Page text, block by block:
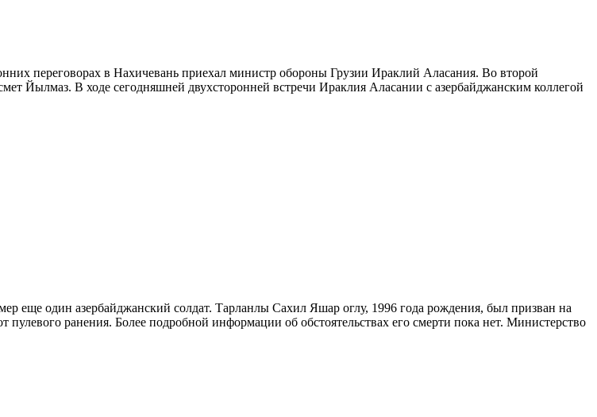
переговорах в Нахичевань приехал министр обороны Грузии Ираклий Аласания. Во второй
Йылмаз. В ходе сегодняшней двухсторонней встречи Ираклия Аласании с азербайджанским коллегой
еще один азербайджанский солдат. Тарланлы Сахил Яшар оглу, 1996 года рождения, был призван на
ранения. Более подробной информации об обстоятельствах его смерти пока нет. Министерство